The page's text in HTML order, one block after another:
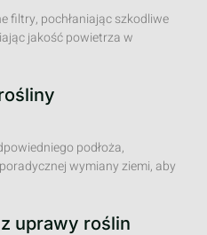
filtry, pochłaniając szkodliwe
jakość powietrza w
podłoża,
wymiany ziemi, aby
uprawy roślin